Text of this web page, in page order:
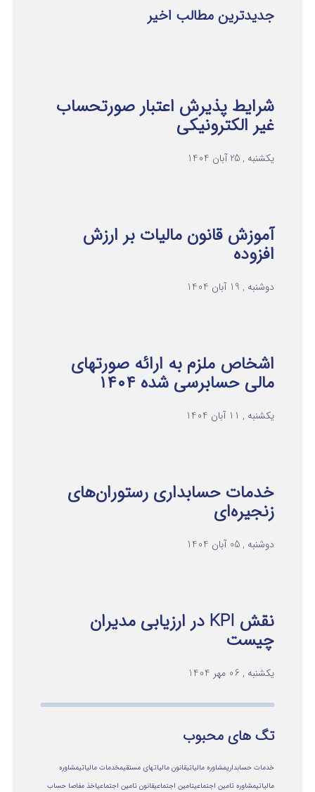
جدیدترین مطالب اخیر
شرایط پذیرش اعتبار صورتحساب
غیر الکترونیکی
یکشنبه , 25 آبان 1404
آموزش قانون مالیات بر ارزش
افزوده
دوشنبه , 19 آبان 1404
اشخاص ملزم به ارائه صورتهای
مالی حسابرسی شده ۱۴۰۴
یکشنبه , 11 آبان 1404
خدمات حسابداری رستوران‌های
زنجیره‌ای
دوشنبه , 05 آبان 1404
نقش KPI در ارزیابی مدیران
چیست
یکشنبه , 06 مهر 1404
تگ های محبوب
خدمات حسابداریمشاوره مالیاتیقانون مالیاتهای مستقیمخدمات مالیاتیمشاوره
مالياتيمشاوره تامین اجتماعیتامین اجتماعیقانون تامین اجتماعیاخذ مفاصا حساب